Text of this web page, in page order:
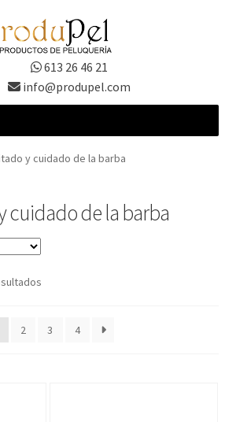
613 26 46 21
info@produpel.com
y cuidado de la barba
cuidado de la barba
últimos
2 3 4